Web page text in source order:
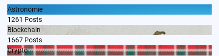
Astronomie
1261 Posts
Blockchain
1667 Posts
Crypto